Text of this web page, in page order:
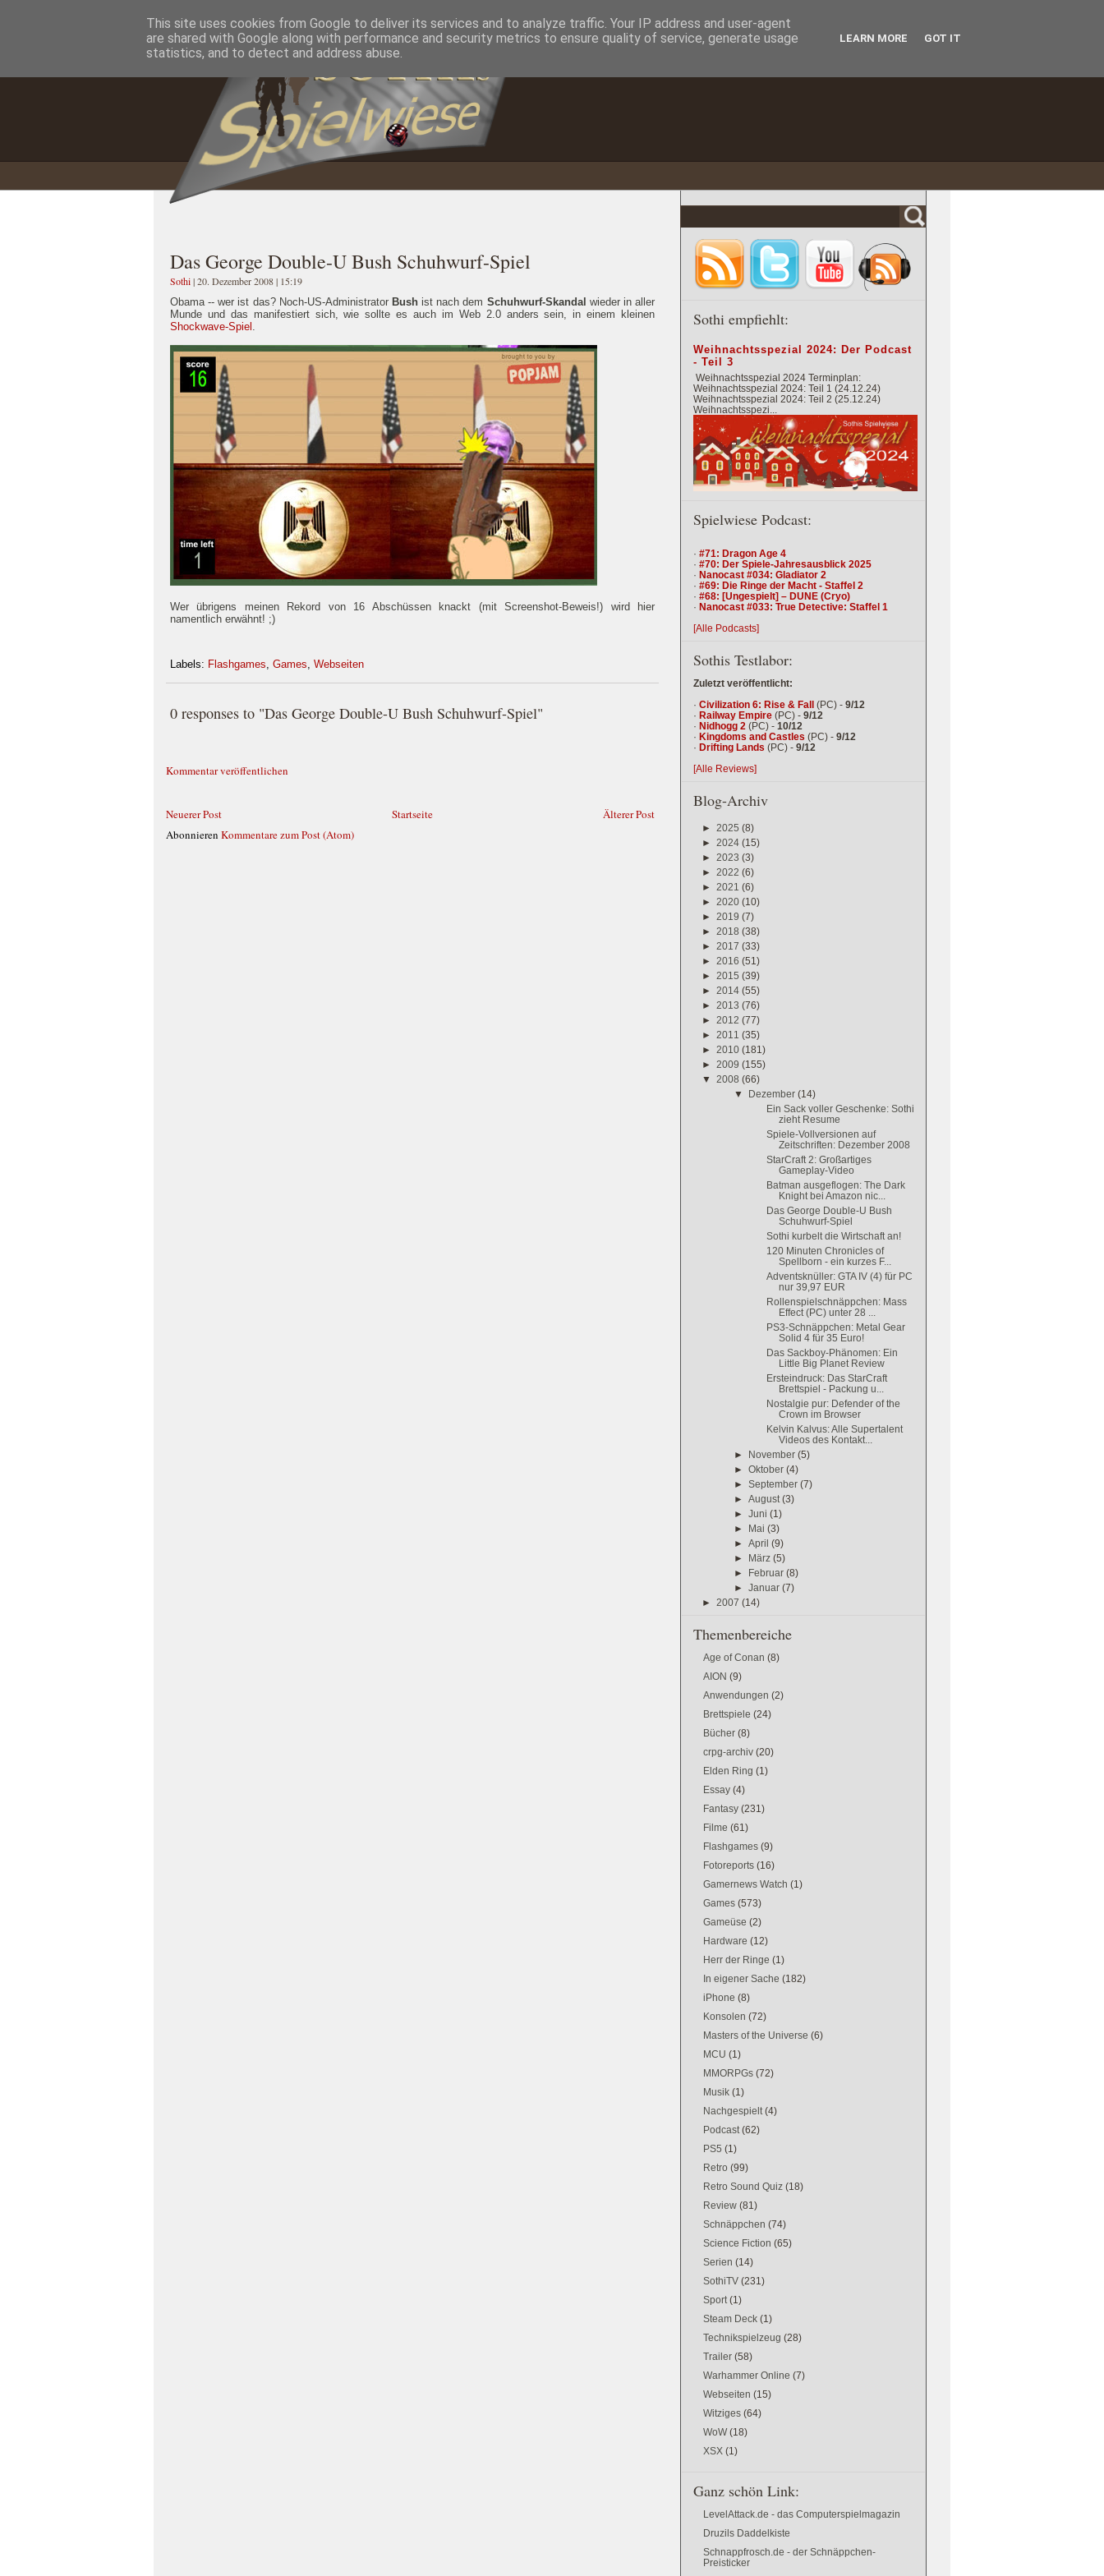
Home Impressum Datenschutzererklärung
Das George Double-U Bush Schuhwurf-Spiel
Sothi| 20. Dezember 2008 | 15:19
Obama -- wer ist das? Noch-US-Administrator Bush ist nach dem Schuhwurf-Skandal wieder in aller
Munde und das manifestiert sich, wie sollte es auch im Web 2.0 anders sein, in einem kleinen
Shockwave-Spiel .
Wer übrigens meinen Rekord von 16 Abschüssen knackt (mit Screenshot-Beweis!) wird hier
namentlich erwähnt! ;)
Labels: Flashgames, Games, Webseiten
0 responses to "Das George Double-U Bush Schuhwurf-Spiel"
Kommentar veröffentlichen
Neuerer Post Älterer Post
Startseite
Abonnieren Kommentare zum Post (Atom)
Sothi empfiehlt:
Weihnachtsspezial 2024: Der Podcast
- Teil 3
Weihnachtsspezial 2024 Terminplan:
Weihnachtsspezial 2024: Teil 1 (24.12.24)
Weihnachtsspezial 2024: Teil 2 (25.12.24)
Weihnachtsspezi...
Spielwiese Podcast:
· #71: Dragon Age 4
· #70: Der Spiele-Jahresausblick 2025
· Nanocast #034: Gladiator 2
· #69: Die Ringe der Macht - Staffel 2
· #68: [Ungespielt] – DUNE (Cryo)
· Nanocast #033: True Detective: Staffel 1
[Alle Podcasts]
Sothis Testlabor:
Zuletzt veröffentlicht:
· Civilization 6: Rise & Fall (PC) - 9/12
· Railway Empire (PC) - 9/12
· Nidhogg 2 (PC) - 10/12
· Kingdoms and Castles (PC) - 9/12
· Drifting Lands (PC) - 9/12
[Alle Reviews]
Blog-Archiv
► 2025 (8)
► 2024 (15)
► 2023 (3)
► 2022 (6)
► 2021 (6)
► 2020 (10)
► 2019 (7)
► 2018 (38)
► 2017 (33)
► 2016 (51)
► 2015 (39)
► 2014 (55)
► 2013 (76)
► 2012 (77)
► 2011 (35)
► 2010 (181)
► 2009 (155)
▼ 2008 (66)
▼ Dezember(14)
Ein Sack voller Geschenke: Sothi
zieht Resume
Spiele-Vollversionen auf
Zeitschriften: Dezember 2008
StarCraft 2: Großartiges
Gameplay-Video
Batman ausgeflogen: The Dark
Knight bei Amazon nic...
Das George Double-U Bush
Schuhwurf-Spiel
Sothi kurbelt die Wirtschaft an!
120 Minuten Chronicles of
Spellborn - ein kurzes F...
Adventsknüller: GTA IV (4) für PC
nur 39,97 EUR
Rollenspielschnäppchen: Mass
Effect (PC) unter 28 ...
PS3-Schnäppchen: Metal Gear
Solid 4 für 35 Euro!
Das Sackboy-Phänomen: Ein
Little Big Planet Review
Ersteindruck: Das StarCraft
Brettspiel - Packung u...
Nostalgie pur: Defender of the
Crown im Browser
Kelvin Kalvus: Alle Supertalent
Videos des Kontakt...
► November(5)
►Oktober(4)
► September(7)
► August(3)
►
Juni(1)
► Mai(3)
► April(9)
► März(5)
► Februar(8)
►
Januar(7)
► 2007 (14)
Themenbereiche
Age of Conan (8)
AION (9)
Anwendungen (2)
Brettspiele (24)
Bücher (8)
crpg-archiv (20)
Elden Ring (1)
Essay (4)
Fantasy (231)
Filme (61)
Flashgames (9)
Fotoreports (16)
Gamernews Watch (1)
Games (573)
Gameüse (2)
Hardware (12)
Herr der Ringe (1)
In eigener Sache (182)
iPhone (8)
Konsolen (72)
Masters of the Universe (6)
MCU (1)
MMORPGs (72)
Musik (1)
Nachgespielt (4)
Podcast (62)
PS5 (1)
Retro (99)
Retro Sound Quiz (18)
Review (81)
Schnäppchen (74)
Science Fiction (65)
Serien (14)
SothiTV (231)
Sport (1)
Steam Deck (1)
Technikspielzeug (28)
Trailer (58)
Warhammer Online (7)
Webseiten (15)
Witziges (64)
WoW (18)
XSX (1)
Ganz schön Link:
LevelAttack.de - das Computerspielmagazin
Druzils Daddelkiste
Schnappfrosch.de - der Schnäppchen-
Preisticker
This site uses cookies from Google to deliver its services and to analyze traffic. Your IP address and user-agent
are shared with Google along with performance and security metrics to ensure quality of service, generate usage
statistics, and to detect and address abuse.
LEARN MORE GOT IT